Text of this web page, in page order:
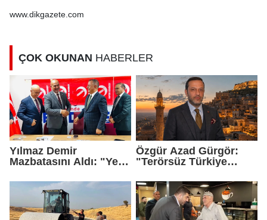
genişleten
www.dikgazete.com
ÇOK OKUNAN HABERLER
Yılmaz Demir
Mazbatasını Aldı: "Yeni
Geldik"
Özgür Azad Gürgör:
"Terörsüz Türkiye
Turizmi İçin Yeni Bir
Dönemin Başlangıcıdır"